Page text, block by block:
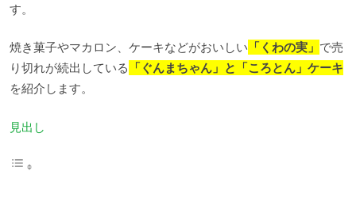
す。
焼き菓子やマカロン、ケーキなどがおいしい 「くわの実」 で売
り切れが続出している 「ぐんまちゃん」と「ころとん」ケーキ
を紹介します。
見出し